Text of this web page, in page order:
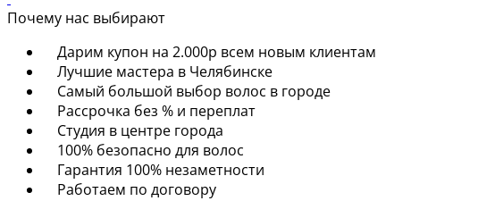
Почему нас выбирают
Дарим купон на 2.000р всем новым клиентам
Лучшие мастера в Челябинске
Самый большой выбор волос в городе
Рассрочка без % и переплат
Студия в центре города
100% безопасно для волос
Гарантия 100% незаметности
Работаем по договору